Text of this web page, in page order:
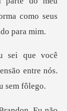
como seus
entre nós.